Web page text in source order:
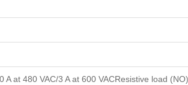
at 480 VAC/3 A at 600 VACResistive load